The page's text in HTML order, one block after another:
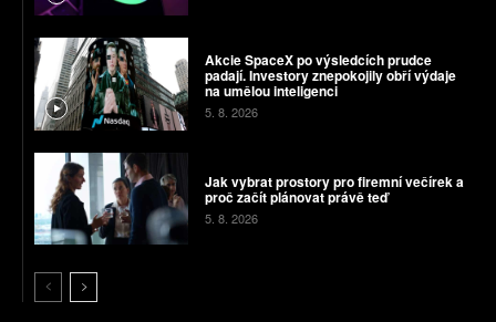
Akcie SpaceX po výsledcích prudce
padají. Investory znepokojily obří výdaje
na umělou inteligenci
5. 8. 2026
Jak vybrat prostory pro firemní večírek a
proč začít plánovat právě teď
5. 8. 2026